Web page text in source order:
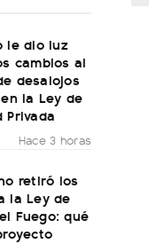
le dio luz
cambios al
desalojos
la Ley de
Privada
Hace 3 horas
retiró los
la Ley de
Fuego: qué